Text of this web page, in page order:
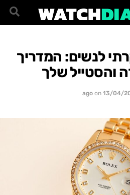
לנשים: המדריך
והסטייל שלך
on 13/04/